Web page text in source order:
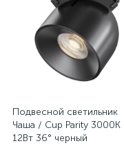
Подвесной светильник
Чаша / Cup Parity 3000K
12Вт 36° черный